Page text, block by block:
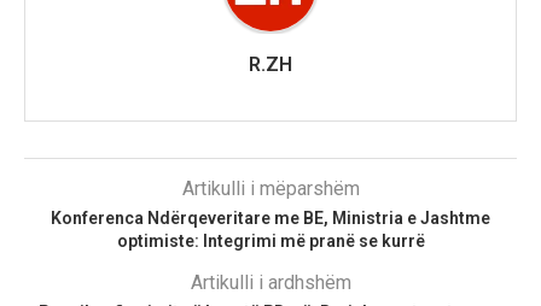
R.ZH
Artikulli i mëparshëm
Konferenca Ndërqeveritare me BE, Ministria e Jashtme
optimiste: Integrimi më pranë se kurrë
Artikulli i ardhshëm